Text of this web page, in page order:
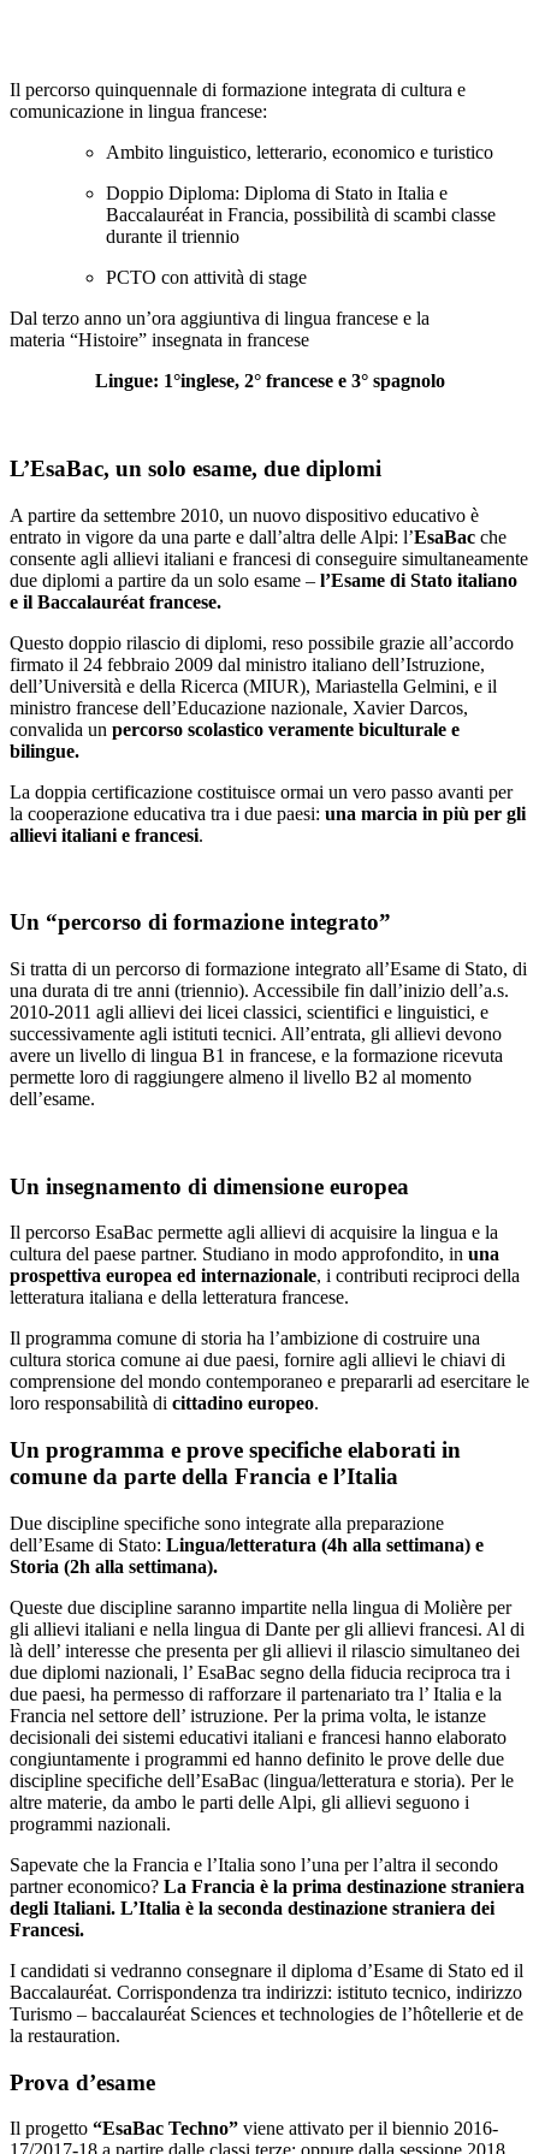
Il percorso quinquennale di formazione integrata di cultura e
comunicazione in lingua francese:
Ambito linguistico, letterario, economico e turistico
Doppio Diploma: Diploma di Stato in Italia e
Baccalauréat in Francia, possibilità di scambi classe
durante il triennio
PCTO con attività di stage
Dal terzo anno un’ora aggiuntiva di lingua francese e la
materia “Histoire” insegnata in francese
Lingue: 1°inglese, 2° francese e 3° spagnolo
L’EsaBac, un solo esame, due diplomi
A partire da settembre 2010, un nuovo dispositivo educativo è
entrato in vigore da una parte e dall’altra delle Alpi: l’EsaBac che
consente agli allievi italiani e francesi di conseguire simultaneamente
due diplomi a partire da un solo esame – l’Esame di Stato italiano
e il Baccalauréat francese.
Questo doppio rilascio di diplomi, reso possibile grazie all’accordo
firmato il 24 febbraio 2009 dal ministro italiano dell’Istruzione,
dell’Università e della Ricerca (MIUR), Mariastella Gelmini, e il
ministro francese dell’Educazione nazionale, Xavier Darcos,
convalida un percorso scolastico veramente biculturale e
bilingue.
La doppia certificazione costituisce ormai un vero passo avanti per
la cooperazione educativa tra i due paesi: una marcia in più per gli
allievi italiani e francesi.
Un “percorso di formazione integrato”
Si tratta di un percorso di formazione integrato all’Esame di Stato, di
una durata di tre anni (triennio). Accessibile fin dall’inizio dell’a.s.
2010-2011 agli allievi dei licei classici, scientifici e linguistici, e
successivamente agli istituti tecnici. All’entrata, gli allievi devono
avere un livello di lingua B1 in francese, e la formazione ricevuta
permette loro di raggiungere almeno il livello B2 al momento
dell’esame.
Un insegnamento di dimensione europea
Il percorso EsaBac permette agli allievi di acquisire la lingua e la
cultura del paese partner. Studiano in modo approfondito, in una
prospettiva europea ed internazionale, i contributi reciproci della
letteratura italiana e della letteratura francese.
Il programma comune di storia ha l’ambizione di costruire una
cultura storica comune ai due paesi, fornire agli allievi le chiavi di
comprensione del mondo contemporaneo e prepararli ad esercitare le
loro responsabilità di cittadino europeo.
Un programma e prove specifiche elaborati in
comune da parte della Francia e l’Italia
Due discipline specifiche sono integrate alla preparazione
dell’Esame di Stato: Lingua/letteratura (4h alla settimana) e
Storia (2h alla settimana).
Queste due discipline saranno impartite nella lingua di Molière per
gli allievi italiani e nella lingua di Dante per gli allievi francesi. Al di
là dell’ interesse che presenta per gli allievi il rilascio simultaneo dei
due diplomi nazionali, l’ EsaBac segno della fiducia reciproca tra i
due paesi, ha permesso di rafforzare il partenariato tra l’ Italia e la
Francia nel settore dell’ istruzione. Per la prima volta, le istanze
decisionali dei sistemi educativi italiani e francesi hanno elaborato
congiuntamente i programmi ed hanno definito le prove delle due
discipline specifiche dell’EsaBac (lingua/letteratura e storia). Per le
altre materie, da ambo le parti delle Alpi, gli allievi seguono i
programmi nazionali.
Sapevate che la Francia e l’Italia sono l’una per l’altra il secondo
partner economico? La Francia è la prima destinazione straniera
degli Italiani. L’Italia è la seconda destinazione straniera dei
Francesi.
I candidati si vedranno consegnare il diploma d’Esame di Stato ed il
Baccalauréat. Corrispondenza tra indirizzi: istituto tecnico, indirizzo
Turismo – baccalauréat Sciences et technologies de l’hôtellerie et de
la restauration.
Prova d’esame
Il progetto “EsaBac Techno” viene attivato per il biennio 2016-